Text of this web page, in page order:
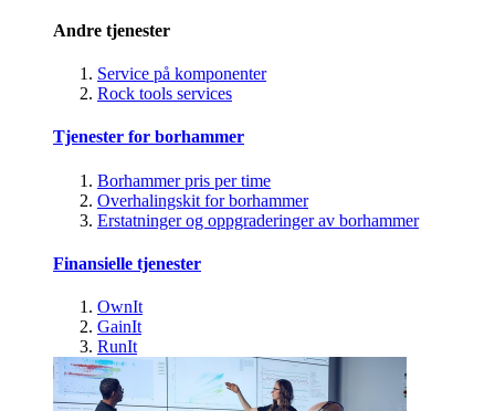
Andre tjenester
Service på komponenter
Rock tools services
Tjenester for borhammer
Borhammer pris per time
Overhalingskit for borhammer
Erstatninger og oppgraderinger av borhammer
Finansielle tjenester
OwnIt
GainIt
RunIt